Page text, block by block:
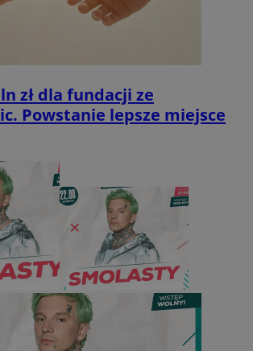
zł dla fundacji ze
Powstanie lepsze miejsce